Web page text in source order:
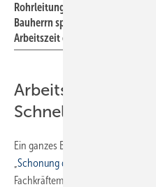
Rohrleitungen. Das heißt: Bei
Bauherrn spart der ausführende
Arbeitszeit ein.
Arbeitszeit
Ein ganzes Bündel von Kriterien
Schonung des Faktors Arbeit
Fachkräftemangels ist diese für